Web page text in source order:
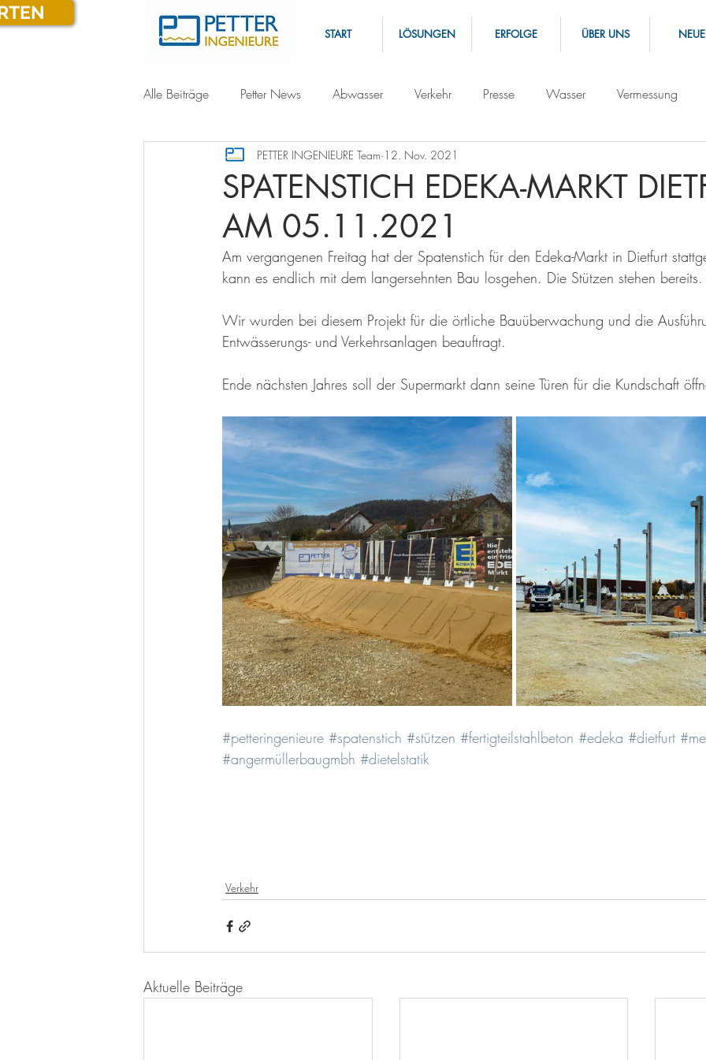
START LÖSUNGEN ERFOLGE ÜBER UNS
Alle Beiträge Petter News Abwasser Verkehr Presse Wasser Vermessung
SPATENSTICH EDEKA-MARKT
AM 05.11.2021
PETTER INGENIEURE Team 12. Nov. 2021
Am vergangenen Freitag hat der Spatenstich für den Edeka-Markt in Dietfurt
kann es endlich mit dem langersehnten Bau losgehen. Die Stützen stehen bereits.
Wir wurden bei diesem Projekt für die örtliche Bauüberwachung und die
Entwässerungs- und Verkehrsanlagen beauftragt.
Ende nächsten Jahres soll der Supermarkt dann seine Türen für die Kundschaft
#petteringenieure #spatenstich #stützen #fertigteilstahlbeton #edeka #dietfurt
#angermüllerbaugmbh #dietelstatik
Verkehr
Aktuelle Beiträge